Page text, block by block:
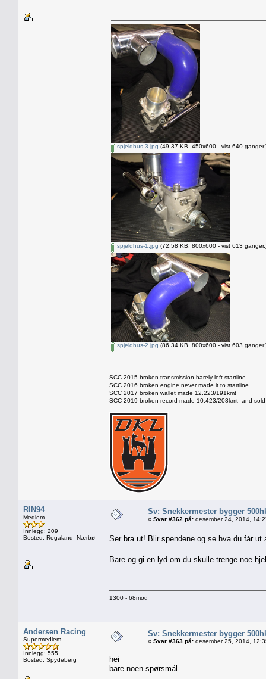
spjeldhus-3.jpg (49.37 KB, 450x600 - vist 640
spjeldhus-1.jpg (72.58 KB, 800x600 - vist 613
spjeldhus-2.jpg (86.34 KB, 800x600 - vist 603
SCC 2015 broken transmission barely left startline.
SCC 2016 broken engine never made it to startline.
SCC 2017 broken wallet made 12.223/191kmt
SCC 2019 broken record made 10.423/208kmt -and
RIN94
Medlem
Innlegg: 209
Bosted: Rogaland- Nærbø
Sv: Snekkermester bygger
« Svar #362 på: desember 24, 2014,
Ser bra ut! Blir spendene og se hva du får
Bare og gi en lyd om du skulle trenge noe
1300 - 68mod
Andersen Racing
Supermedlem
Innlegg: 555
Bosted: Spydeberg
Sv: Snekkermester bygger
« Svar #363 på: desember 25, 2014,
hei
bare noen spørsmål